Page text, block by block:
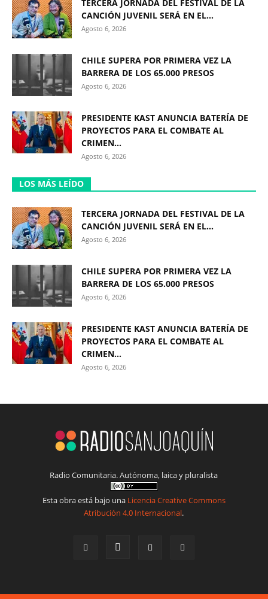
TERCERA JORNADA DEL FESTIVAL DE LA
CANCIÓN JUVENIL SERÁ EN EL...
Agosto 6, 2026
CHILE SUPERA POR PRIMERA VEZ LA
BARRERA DE LOS 65.000 PRESOS
Agosto 6, 2026
PRESIDENTE KAST ANUNCIA BATERÍA DE
PROYECTOS PARA EL COMBATE AL
CRIMEN...
Agosto 6, 2026
LOS MÁS LEÍDO
TERCERA JORNADA DEL FESTIVAL DE LA
CANCIÓN JUVENIL SERÁ EN EL...
Agosto 6, 2026
CHILE SUPERA POR PRIMERA VEZ LA
BARRERA DE LOS 65.000 PRESOS
Agosto 6, 2026
PRESIDENTE KAST ANUNCIA BATERÍA DE
PROYECTOS PARA EL COMBATE AL
CRIMEN...
Agosto 6, 2026
Radio Comunitaria. Autónoma, laica y pluralista
Esta obra está bajo una Licencia Creative Commons
Atribución 4.0 Internacional.